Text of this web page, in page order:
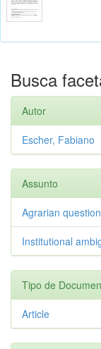
Busca
Autor
Escher, Fabiano
Assunto
Agrarian question
Institutional
Tipo de
Article